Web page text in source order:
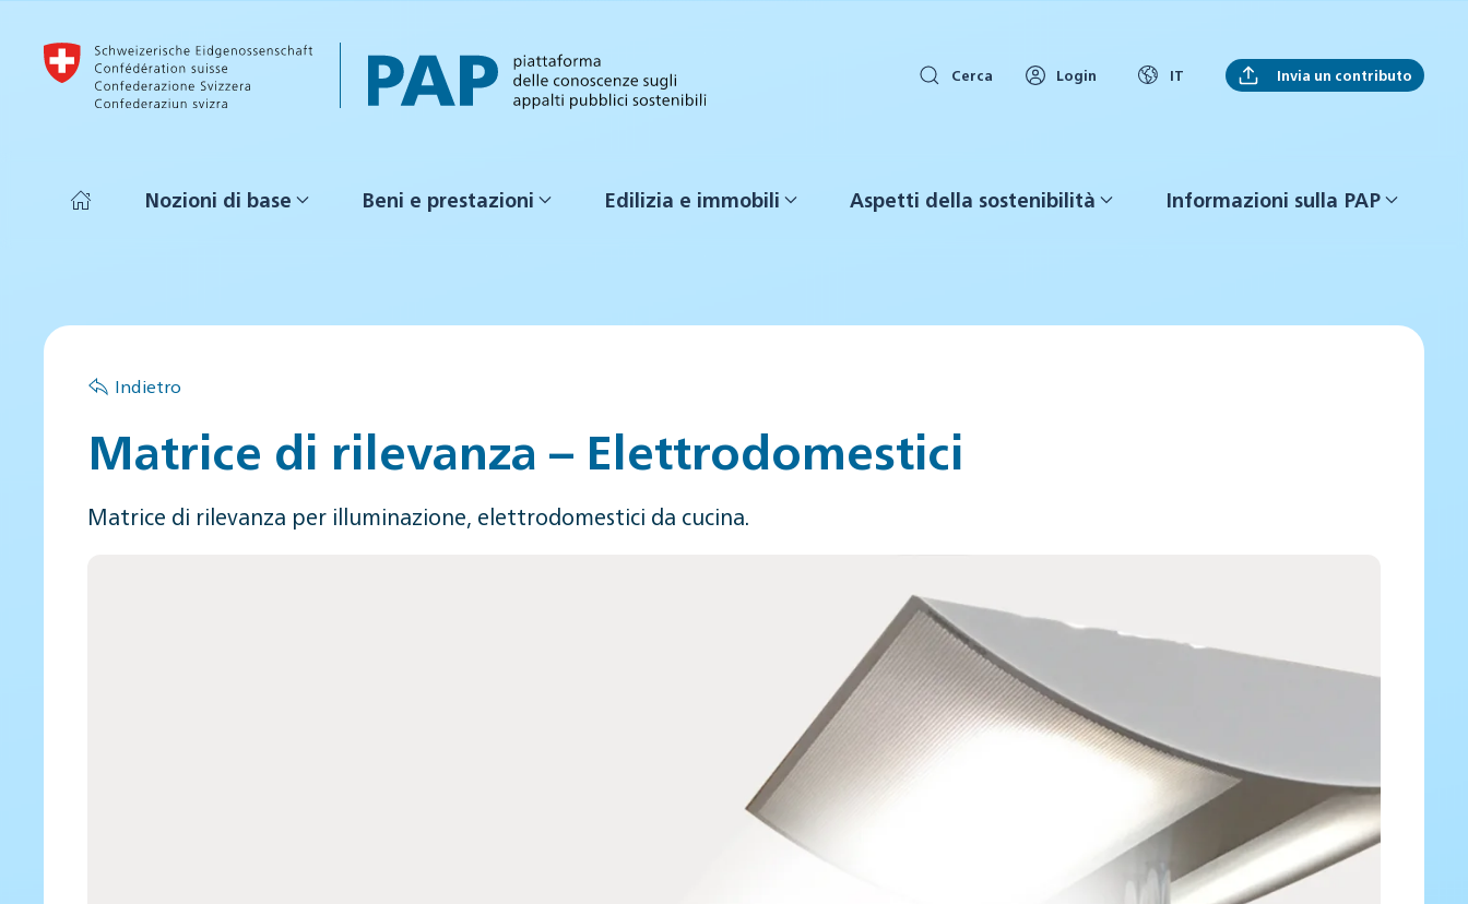
Skip to main content
Cerca Login IT Invia un contributo
Nozioni di base Beni e prestazioni Edilizia e immobili Aspetti della sostenibilità Informazioni sulla PAP
Indietro
Matrice di rilevanza – Elettrodomestici
Matrice di rilevanza per illuminazione, elettrodomestici da cucina.